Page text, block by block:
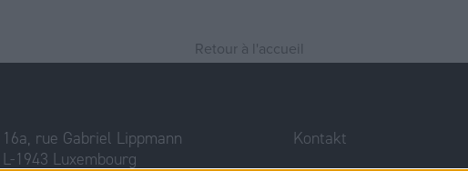
Retour à l'accueil
16a, rue Gabriel Lippmann
L-1943 Luxembourg
Kontakt